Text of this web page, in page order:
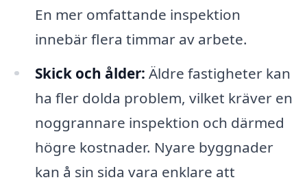
En mer omfattande inspektion
innebär flera timmar av arbete.
Skick och ålder: Äldre fastigheter kan
ha fler dolda problem, vilket kräver en
noggrannare inspektion och därmed
högre kostnader. Nyare byggnader
kan å sin sida vara enklare att